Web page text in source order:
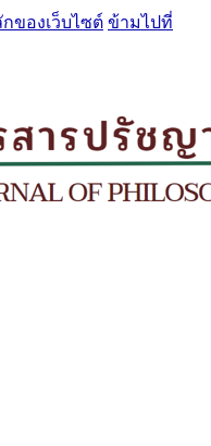
ของเว็บไซต์ ข้ามไปที่